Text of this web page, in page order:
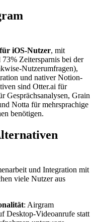
iOS-Nutzer, mit
Zeitersparnis bei der
Nutzerumfragen),
und nativer Notion-
sind Otter.ai für
Gesprächsanalysen, Grain
Notta für mehrsprachige
benötigen.
und Integration mit
viele Nutzer aus
: Airgram
Desktop-Videoanrufe statt